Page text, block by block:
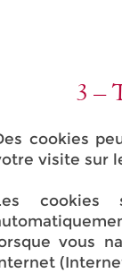
3 –
cookies
visite sur
cookies
vous